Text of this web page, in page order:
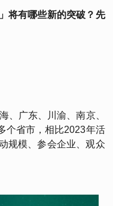
将有哪些新的突破？先
、广东、川渝、南京、
个省市，相比2023年活
规模、参会企业、观众